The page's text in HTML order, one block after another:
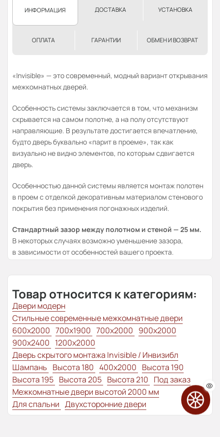
ИНФОРМАЦИЯ ДОСТАВКА УСТАНОВКА
ОПЛАТА ГАРАНТИИ ОБМЕН И ВОЗВРАТ
«Invisible» — это современный, модный вариант открывания
межкомнатных дверей.
Особенность системы заключается в том, что механизм
скрывается на самом полотне, а на полу отсутствуют
направляющие. В результате достигается впечатление,
будто дверь буквально «парит в проеме», так как
визуально не видно элементов, по которым сдвигается
дверь.
Особенностью данной системы является монтаж полотен
в проем с отделкой декоративным материалом стенового
покрытия без применения погонажных изделий.
Стандартный зазор между полотном и стеной — 25 мм.
В некоторых случаях возможно уменьшение зазора,
в зависимости от особенностей вашего проекта.
Товар относится к категориям:
Двери модерн
Стильные современные межкомнатные двери
600x2000 700x1900 700x2000 900x2000
900x2400 1200x2000
Дверь скрытого монтажа Invisible / Инвизибл
Шампань Высота 180 400x2000 Высота 190
Высота 195 Высота 205 Высота 210 Под заказ
Межкомнатные двери высотой 2000 мм
Для спальни Двухсторонние двери